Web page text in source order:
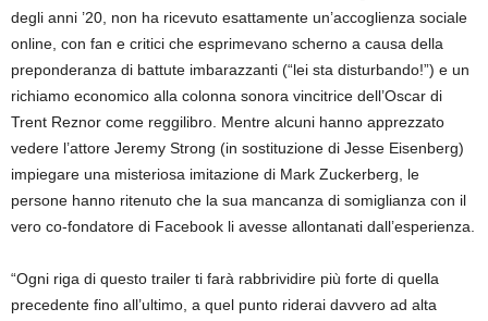
degli anni ’20, non ha ricevuto esattamente un’accoglienza sociale
online, con fan e critici che esprimevano scherno a causa della
preponderanza di battute imbarazzanti (“lei sta disturbando!”) e un
richiamo economico alla colonna sonora vincitrice dell’Oscar di
Trent Reznor come reggilibro. Mentre alcuni hanno apprezzato
vedere l’attore Jeremy Strong (in sostituzione di Jesse Eisenberg)
impiegare una misteriosa imitazione di Mark Zuckerberg, le
persone hanno ritenuto che la sua mancanza di somiglianza con il
vero co-fondatore di Facebook li avesse allontanati dall’esperienza.
“Ogni riga di questo trailer ti farà rabbrividire più forte di quella
precedente fino all’ultimo, a quel punto riderai davvero ad alta